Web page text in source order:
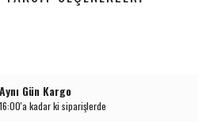
Aynı Gün Kargo
16:00'a kadar ki siparişlerde